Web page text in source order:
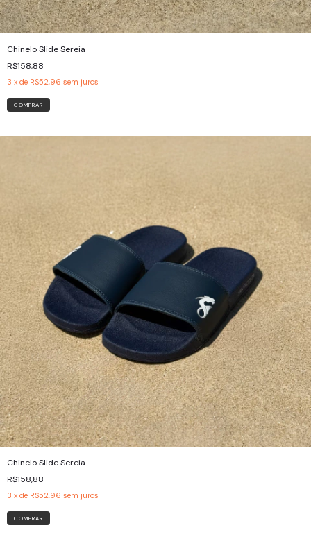
Chinelo Slide Sereia
R$158,88
3 x de R$52,96 sem juros
COMPRAR
Chinelo Slide Sereia
R$158,88
3 x de R$52,96 sem juros
COMPRAR